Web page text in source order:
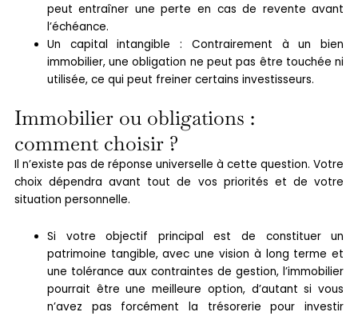
peut entraîner une perte en cas de revente avant
l’échéance.
Un capital intangible : Contrairement à un bien
immobilier, une obligation ne peut pas être touchée ni
utilisée, ce qui peut freiner certains investisseurs.
Immobilier ou obligations :
comment choisir ?
Il n’existe pas de réponse universelle à cette question. Votre
choix dépendra avant tout de vos priorités et de votre
situation personnelle.
Si votre objectif principal est de constituer un
patrimoine tangible, avec une vision à long terme et
une tolérance aux contraintes de gestion, l’immobilier
pourrait être une meilleure option, d’autant si vous
n’avez pas forcément la trésorerie pour investir